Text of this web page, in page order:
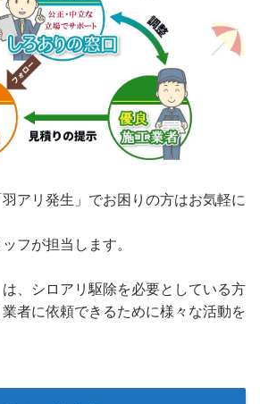
羽アリ発生」でお困りの方はお気軽に
フが担当します。
は、シロアリ駆除を必要としている方
者に依頼できるために様々な活動を